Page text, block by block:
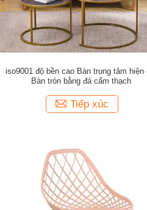
iso9001 độ bền cao Bàn trung tâm hiện
Bàn tròn bằng đá cẩm thạch
Tiếp xúc